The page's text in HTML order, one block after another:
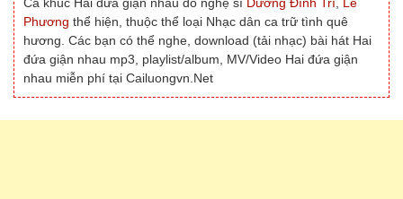
Phương thể hiện, thuộc thể loại Nhạc dân ca trữ tình quê
hương. Các bạn có thể nghe, download (tải nhạc) bài hát Hai
đứa giận nhau mp3, playlist/album, MV/Video Hai đứa giận
nhau miễn phí tại Cailuongvn.Net